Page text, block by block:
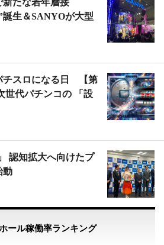
生＆SANYOが大型
チスロになる日 【第
世代パチンコの 「設
認知拡大へ向けたプ
動
ール稼働率ランキング